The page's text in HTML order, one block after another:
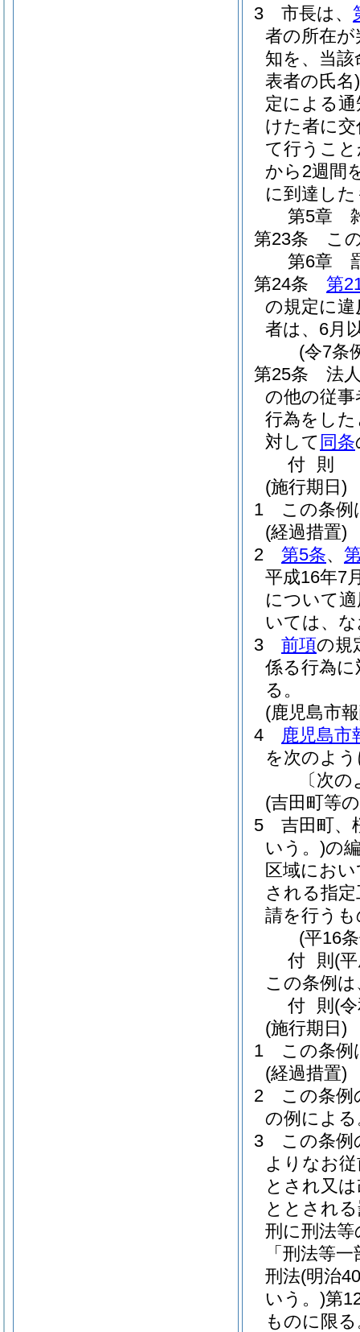
3
市長は、
者の所在
知を、当
表者の氏名)
定による
けた者に
て行うこ
から2週間
に到達し
第5章
第23条
こ
第6章
第24条
第
の規定に
者は、6月
(令7条
第25条
法
の他の従
行為をし
対して 同条
付 則
(施行期日)
1
この条例
(経過措置)
2
第5条、
平成16年7
について
いては、
3
前項の規
係る行為
る。
(鹿児島市
4
鹿児島市
を次のよ
〔次
(吉田町等
5
吉田町、
いう。)の
区域にお
される指
請を行う
(平16
付 則 (
この条例
付 則 (
(施行期日)
1
この条例
(経過措置)
2
この条
の例による
3
この条例
よりなお
とされ又
ととされ
刑に刑法
「刑法等
刑法(明治
いう。)第
ものに限